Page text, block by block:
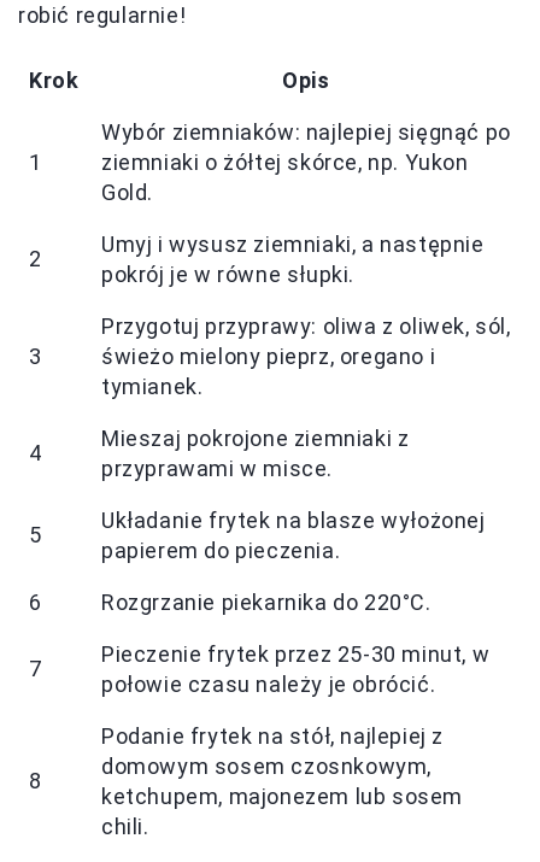
robić regularnie!
Krok Opis
1
Wybór ziemniaków: najlepiej sięgnąć po
ziemniaki o żółtej skórce, np. Yukon
Gold.
2
Umyj i wysusz ziemniaki, a następnie
pokrój je w równe słupki.
3
Przygotuj przyprawy: oliwa z oliwek, sól,
świeżo mielony pieprz, oregano i
tymianek.
4
Mieszaj pokrojone ziemniaki z
przyprawami w misce.
5
Układanie frytek na blasze wyłożonej
papierem do pieczenia.
6 Rozgrzanie piekarnika do 220°C.
7
Pieczenie frytek przez 25-30 minut, w
połowie czasu należy je obrócić.
8
Podanie frytek na stół, najlepiej z
domowym sosem czosnkowym,
ketchupem, majonezem lub sosem
chili.